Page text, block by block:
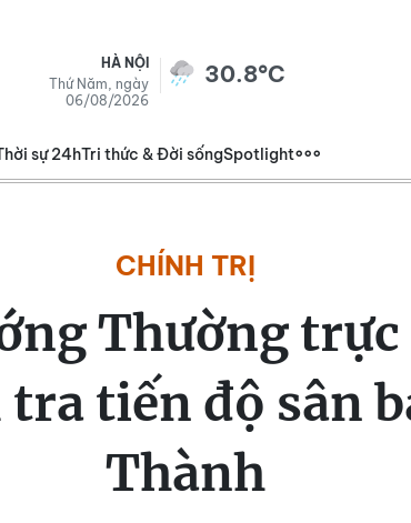
HÀ NỘI
Thứ Năm, ngày
06/08/2026
30.8°C
sự 24hTri thức & Đời sốngSpotlight
CHÍNH TRỊ
Thường trực
tiến độ sân
Thành